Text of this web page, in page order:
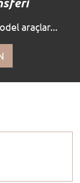
araçlar...